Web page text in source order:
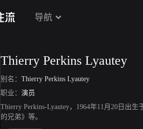
导航
Thierry Perkins Lyautey
别名： Thierry Perkins Lyautey
职业： 演员
Thierry Perkins-Lyautey，1964年11月20日出
的兄弟》等。